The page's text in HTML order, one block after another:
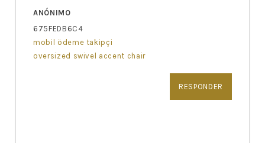
ANÓNIMO
675FEDB6C4
mobil ödeme takipçi
oversized swivel accent chair
RESPONDER